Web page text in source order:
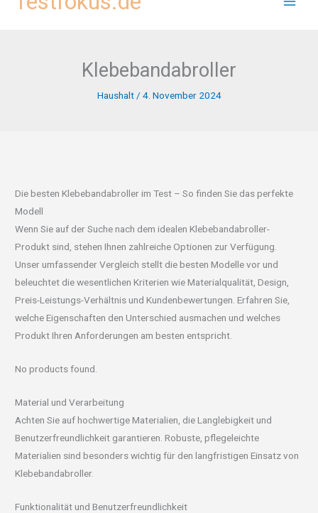
Klebebandabroller
Haushalt/ 4. November 2024
Die besten Klebebandabroller im Test – So finden Sie das perfekte
Modell
Wenn Sie auf der Suche nach dem idealen Klebebandabroller-
Produkt sind, stehen Ihnen zahlreiche Optionen zur Verfügung.
Unser umfassender Vergleich stellt die besten Modelle vor und
beleuchtet die wesentlichen Kriterien wie Materialqualität, Design,
Preis-Leistungs-Verhältnis und Kundenbewertungen. Erfahren Sie,
welche Eigenschaften den Unterschied ausmachen und welches
Produkt Ihren Anforderungen am besten entspricht.
No products found.
Material und Verarbeitung
Achten Sie auf hochwertige Materialien, die Langlebigkeit und
Benutzerfreundlichkeit garantieren. Robuste, pflegeleichte
Materialien sind besonders wichtig für den langfristigen Einsatz von
Klebebandabroller.
Funktionalität und Benutzerfreundlichkeit